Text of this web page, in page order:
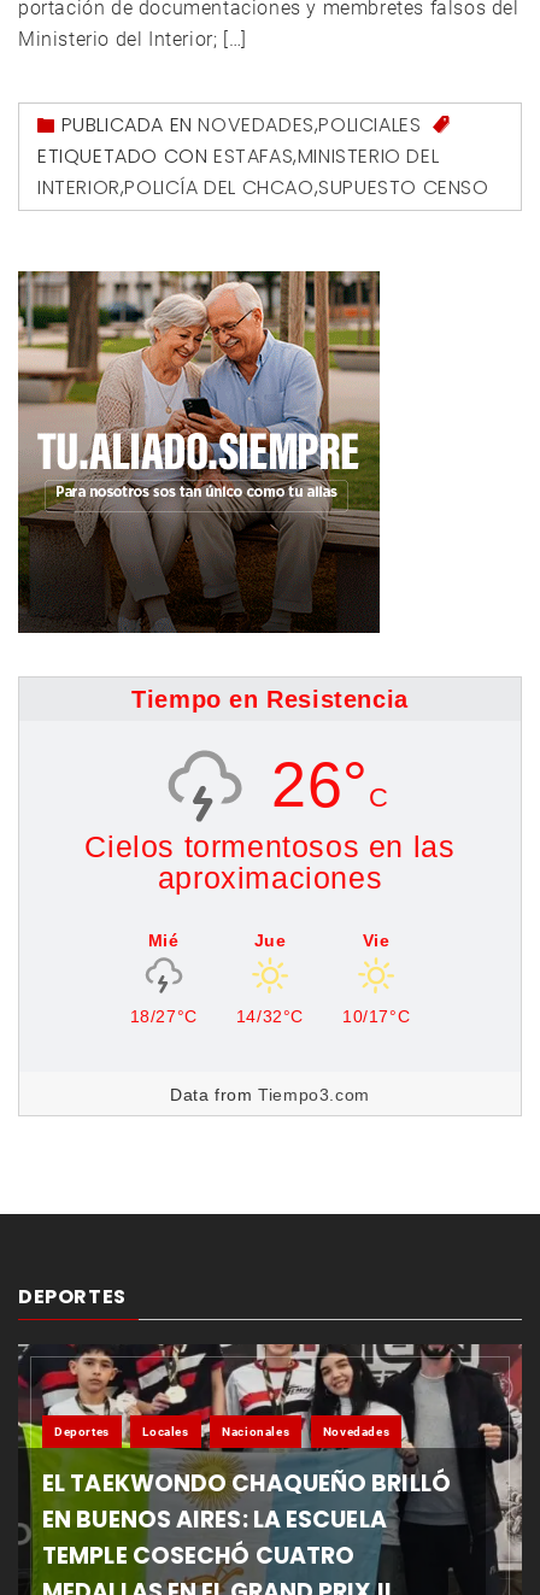
portación de documentaciones y membretes falsos del
Ministerio del Interior; […]
PUBLICADA ENNOVEDADES,POLICIALES
ETIQUETADO CON ESTAFAS,MINISTERIO DEL
INTERIOR,POLICÍA DEL CHCAO,SUPUESTO CENSO
Tiempo en Resistencia
26° C
Cielos tormentosos en las
aproximaciones
Mié
18/27°C
Jue
14/32°C
Vie
10/17°C
Data fromTiempo3.com
DEPORTES
Deportes Locales Nacionales Novedades
EL TAEKWONDO CHAQUEÑO BRILLÓ
EN BUENOS AIRES: LA ESCUELA
TEMPLE COSECHÓ CUATRO